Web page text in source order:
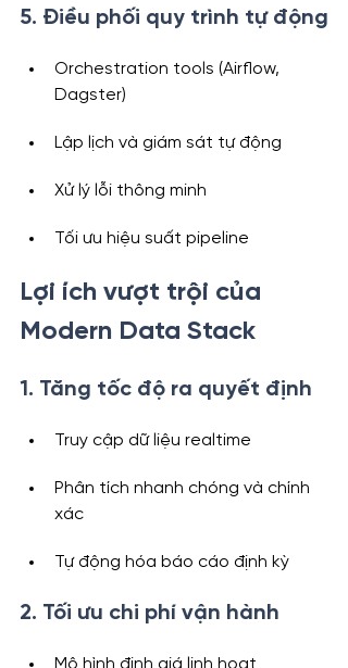
5. Điều phối quy trình tự động
Orchestration tools (Airflow,
Dagster)
Lập lịch và giám sát tự động
Xử lý lỗi thông minh
Tối ưu hiệu suất pipeline
Lợi ích vượt trội của
Modern Data Stack
1. Tăng tốc độ ra quyết định
Truy cập dữ liệu realtime
Phân tích nhanh chóng và chính
xác
Tự động hóa báo cáo định kỳ
2. Tối ưu chi phí vận hành